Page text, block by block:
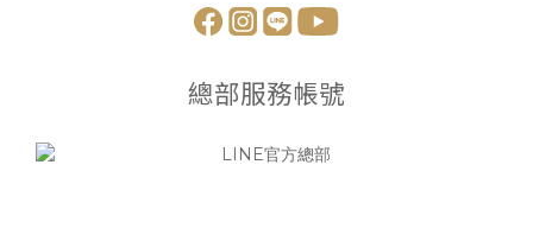
總部服務帳號